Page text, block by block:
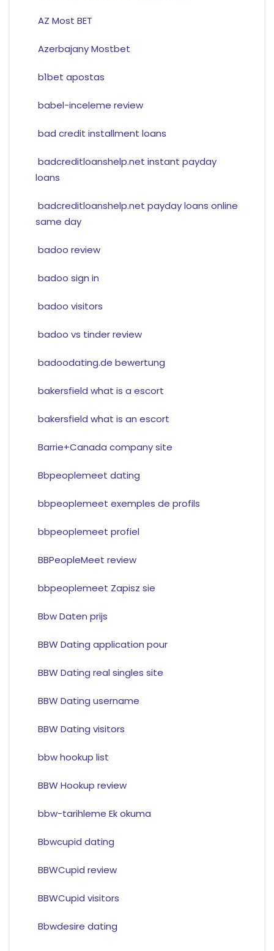
AZ Most BET
Azerbajany Mostbet
b1bet apostas
babel-inceleme review
bad credit installment loans
badcreditloanshelp.net instant payday
loans
badcreditloanshelp.net payday loans online
same day
badoo review
badoo sign in
badoo visitors
badoo vs tinder review
badoodating.de bewertung
bakersfield what is a escort
bakersfield what is an escort
Barrie+Canada company site
Bbpeoplemeet dating
bbpeoplemeet exemples de profils
bbpeoplemeet profiel
BBPeopleMeet review
bbpeoplemeet Zapisz sie
Bbw Daten prijs
BBW Dating application pour
BBW Dating real singles site
BBW Dating username
BBW Dating visitors
bbw hookup list
BBW Hookup review
bbw-tarihleme Ek okuma
Bbwcupid dating
BBWCupid review
BBWCupid visitors
Bbwdesire dating